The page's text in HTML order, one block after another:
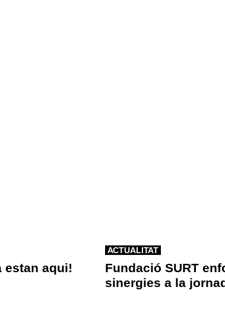
estan aqui!
ACTUALITAT
Fundació SURT
sinergies a la